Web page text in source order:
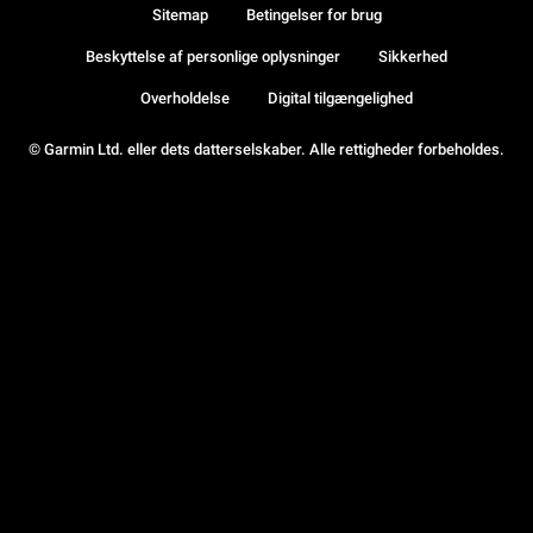
© Garmin Ltd. eller dets datterselskaber. Alle rettigheder forbeholdes.
Sitemap Betingelser for brug
Beskyttelse af personlige oplysninger Sikkerhed
Overholdelse Digital tilgængelighed